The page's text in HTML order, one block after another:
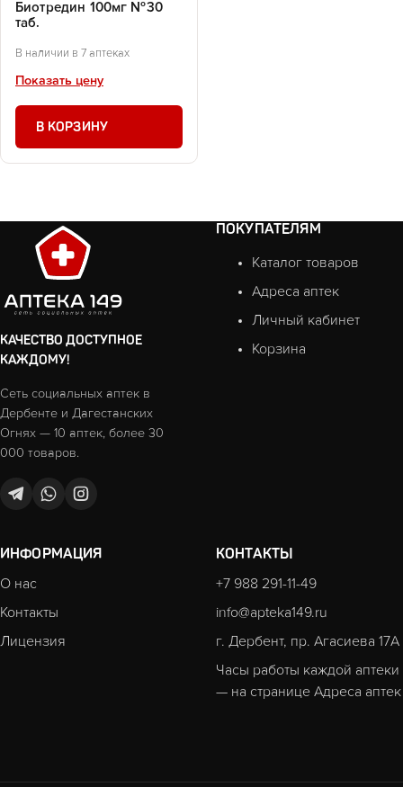
Биотредин 100мг №30
таб.
В наличии в 7 аптеках
Показать цену
В КОРЗИНУ
КАЧЕСТВО ДОСТУПНОЕ
КАЖДОМУ!
Сеть социальных аптек в
Дербенте и Дагестанских
Огнях — 10 аптек, более 30
000 товаров.
ПОКУПАТЕЛЯМ
Каталог товаров
Адреса аптек
Личный кабинет
Корзина
ИНФОРМАЦИЯ
О нас
Контакты
Лицензия
КОНТАКТЫ
+7 988 291-11-49
info@apteka149.ru
г. Дербент, пр. Агасиева 17А
Часы работы каждой аптеки
— на странице Адреса аптек